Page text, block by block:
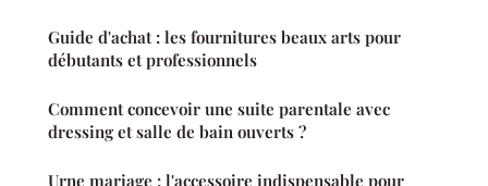
Guide d'achat : les fournitures beaux arts pour
débutants et professionnels
Comment concevoir une suite parentale avec
dressing et salle de bain ouverts ?
Urne mariage : l'accessoire indispensable pour